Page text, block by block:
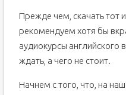
Прежде чем, скачать тот
рекомендуем хотя бы
аудиокурсы английского
ждать, а чего не стоит.
Начнем с того, что, на